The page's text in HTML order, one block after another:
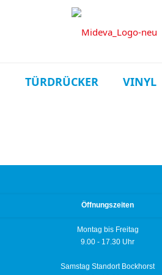
TÜRDRÜCKER VINYL
Öffnungszeiten
Montag bis Freitag
9.00 - 17.30 Uhr
Samstag Standort Bockhorst